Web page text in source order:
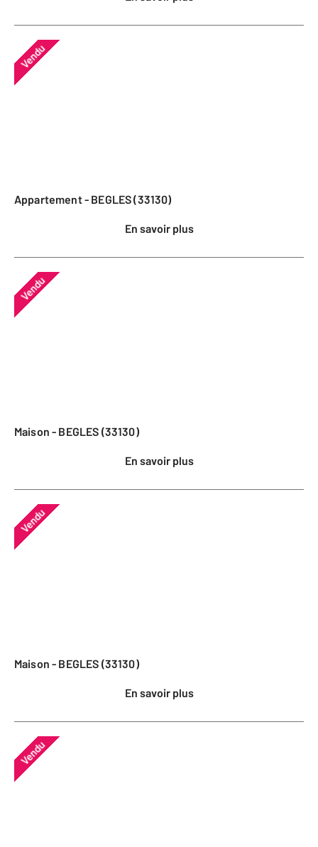
Vendu
Appartement - BEGLES (33130)
En savoir plus
Vendu
Maison - BEGLES (33130)
En savoir plus
Vendu
Maison - BEGLES (33130)
En savoir plus
Vendu